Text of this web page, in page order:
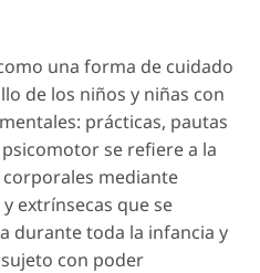
una forma de cuidado
de los niños y niñas con
prácticas, pautas
se refiere a la
mediante
extrínsecas que se
durante toda la infancia y
con poder